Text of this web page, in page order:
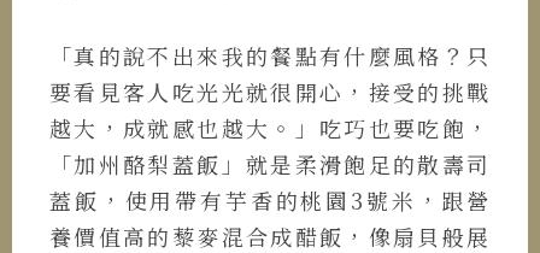
「真的說不出來我的餐點有什麼風格？只
要看見客人吃光光就很開心，接受的挑戰
越大，成就感也越大。」吃巧也要吃飽，
「加州酪梨蓋飯」就是柔滑飽足的散壽司
蓋飯，使用帶有芋香的桃園3號米，跟營
養價值高的藜麥混合成醋飯，像扇貝般展